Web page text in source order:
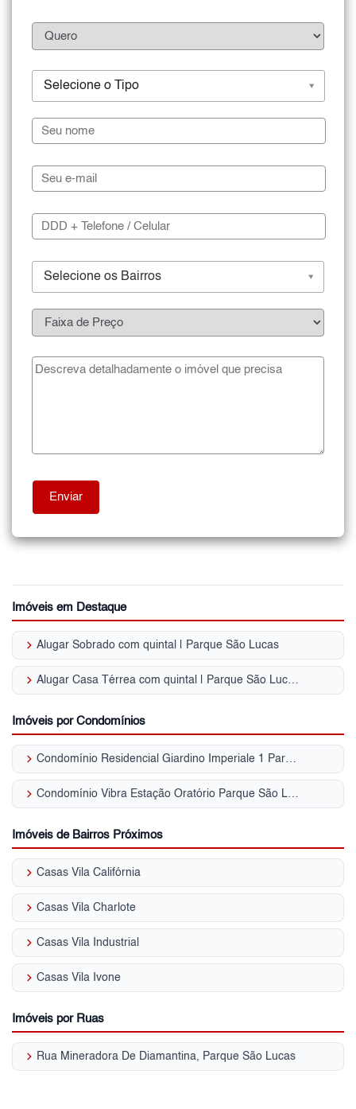
Selecione o Tipo
Selecione os Bairros
Imóveis em Destaque
keyboard_arrow_right Alugar Sobrado com quintal | Parque São Lucas
keyboard_arrow_right Alugar Casa Térrea com quintal | Parque São Lucas
Imóveis por Condomínios
keyboard_arrow_right Condomínio Residencial Giardino Imperiale 1 Parque São Lucas
keyboard_arrow_right Condomínio Vibra Estação Oratório Parque São Lucas
Imóveis de Bairros Próximos
keyboard_arrow_right Casas Vila Califórnia
keyboard_arrow_right Casas Vila Charlote
keyboard_arrow_right Casas Vila Industrial
keyboard_arrow_right Casas Vila Ivone
Imóveis por Ruas
keyboard_arrow_right Rua Mineradora De Diamantina, Parque São Lucas